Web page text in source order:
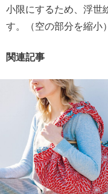
小限にするため、浮世
す。（空の部分を縮小）
関連記事